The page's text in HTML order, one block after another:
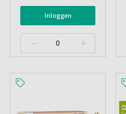
Inloggen